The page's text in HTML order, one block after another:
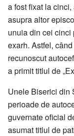
a fost fixat la
asupra altor
unuia din cei cinci
exarh. Astfel, când
recunoscut
a primit titlul de
Unele Biserici din
perioade de
guvernate oficial
asumat titlul de